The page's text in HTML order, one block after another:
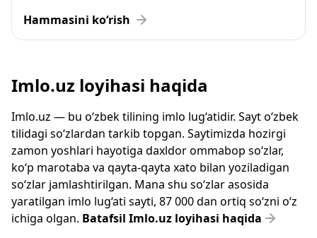
Hammasini ko‘rish
Imlo.uz loyihasi haqida
Imlo.uz — bu o‘zbek tilining imlo lug‘atidir. Sayt o‘zbek
tilidagi so‘zlardan tarkib topgan. Saytimizda hozirgi
zamon yoshlari hayotiga daxldor ommabop so‘zlar,
ko‘p marotaba va qayta-qayta xato bilan yoziladigan
so‘zlar jamlashtirilgan. Mana shu so‘zlar asosida
yaratilgan imlo lug‘ati sayti, 87 000 dan ortiq so‘zni o‘z
ichiga olgan. Batafsil Imlo.uz loyihasi haqida